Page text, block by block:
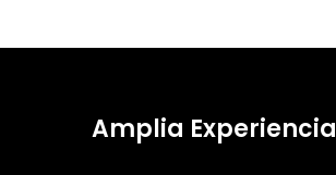
Amplia Experiencia